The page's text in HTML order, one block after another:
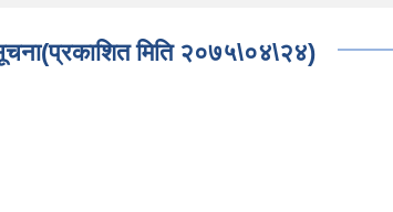
मिति २०७५\०४\२४)